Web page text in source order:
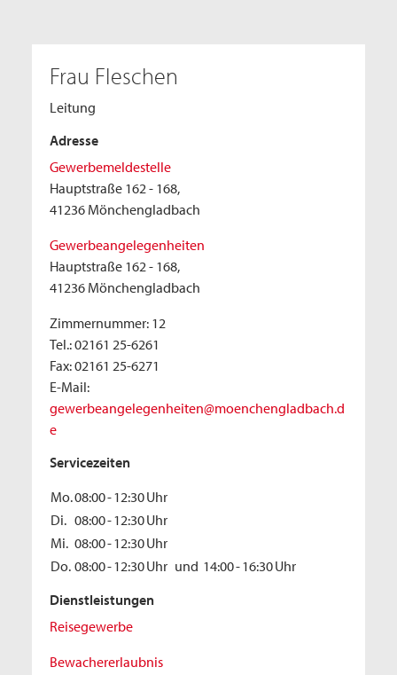
Frau Fleschen
Leitung
Adresse
Gewerbemeldestelle
Hauptstraße 162 - 168,
41236 Mönchengladbach
Gewerbeangelegenheiten
Hauptstraße 162 - 168,
41236 Mönchengladbach
Zimmernummer: 12
Tel.: 02161 25-6261
Fax: 02161 25-6271
E-Mail:
gewerbeangelegenheiten@moenchengladbach.d
e
Servicezeiten
Mo.08:00-12:30Uhr
Di. 08:00-12:30Uhr
Mi. 08:00-12:30Uhr
Do. 08:00-12:30Uhr und 14:00-16:30Uhr
Dienstleistungen
Reisegewerbe
Bewachererlaubnis